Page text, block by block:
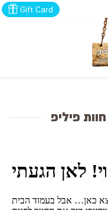
Gift Card